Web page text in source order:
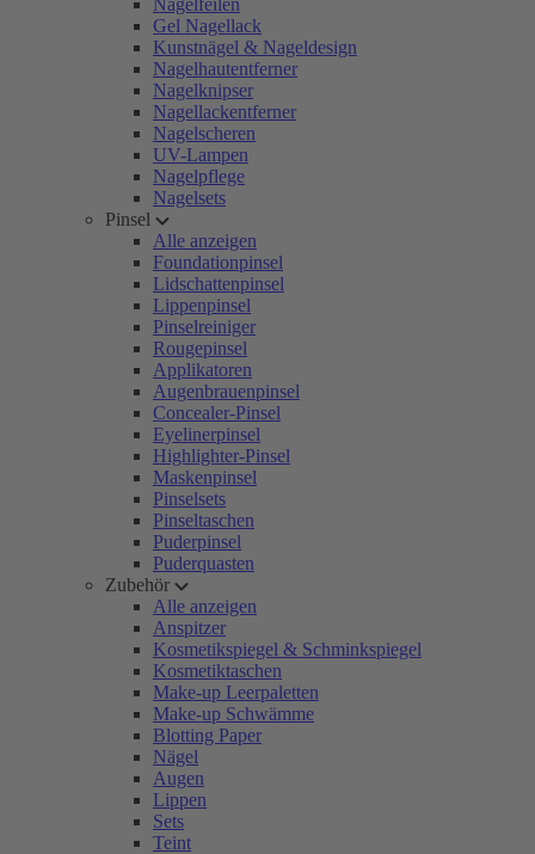
Nagelfeilen
Gel Nagellack
Kunstnägel & Nageldesign
Nagelhautentferner
Nagelknipser
Nagellackentferner
Nagelscheren
UV-Lampen
Nagelpflege
Nagelsets
Pinsel
Alle anzeigen
Foundationpinsel
Lidschattenpinsel
Lippenpinsel
Pinselreiniger
Rougepinsel
Applikatoren
Augenbrauenpinsel
Concealer-Pinsel
Eyelinerpinsel
Highlighter-Pinsel
Maskenpinsel
Pinselsets
Pinseltaschen
Puderpinsel
Puderquasten
Zubehör
Alle anzeigen
Anspitzer
Kosmetikspiegel & Schminkspiegel
Kosmetiktaschen
Make-up Leerpaletten
Make-up Schwämme
Blotting Paper
Nägel
Augen
Lippen
Sets
Teint